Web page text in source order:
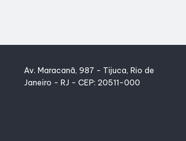
Av. Maracanã, 987 - Tijuca, Rio de
Janeiro - RJ - CEP: 20511-000